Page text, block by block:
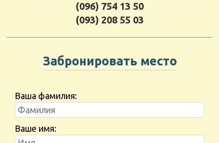
(096) 754 13 50
(093) 208 55 03
Забронировать место
Ваша фамилия:
Ваше имя: